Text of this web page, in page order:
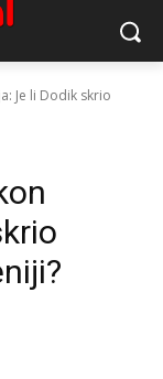
Je li Dodik skrio